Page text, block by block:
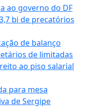
ao governo do DF
bi de precatórios
de balanço
de limitadas
ao piso salarial
para mesa
de Sergipe